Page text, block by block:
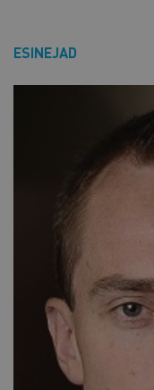
ESINEJAD